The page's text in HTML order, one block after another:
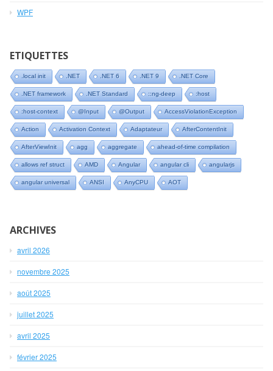
WPF
ETIQUETTES
.local init .NET .NET 6 .NET 9 .NET Core
.NET framework .NET Standard ::ng-deep :host
:host-context @Input @Output AccessViolationException
Action Activation Context Adaptateur AfterContentInit
AfterViewInit agg aggregate ahead-of-time compilation
allows ref struct AMD Angular angular cli angularjs
angular universal ANSI AnyCPU AOT
ARCHIVES
avril 2026
novembre 2025
août 2025
juillet 2025
avril 2025
février 2025